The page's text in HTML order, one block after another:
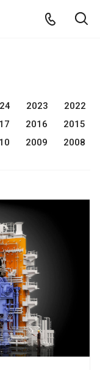
2023
2022
2016
2015
2009
2008